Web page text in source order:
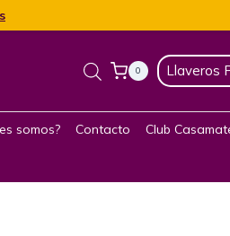
0 Llaveros
somos? Contacto Club